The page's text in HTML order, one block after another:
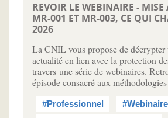
REVOIR LE WEBINAIRE - MISE
MR-001 ET MR-003, CE QUI
2026
La CNIL vous propose de décrypter
actualité en lien avec la protection
travers une série de webinaires.
épisode consacré aux
#Professionnel
#Webinaire